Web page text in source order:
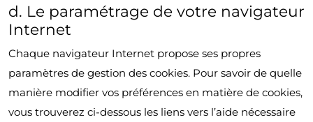
d. Le paramétrage de votre navigateur
Internet
Chaque navigateur Internet propose ses propres
paramètres de gestion des cookies. Pour savoir de quelle
manière modifier vos préférences en matière de cookies,
vous trouverez ci-dessous les liens vers l’aide nécessaire